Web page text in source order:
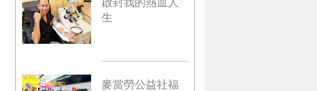
啟封我的熱血人
生
麥當勞公益社福